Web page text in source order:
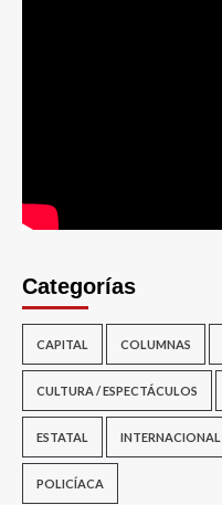
Categorías
CAPITAL COLUMNAS
CULTURA / ESPECTÁCULOS
ESTATAL INTERNACIONAL
POLICÍACA